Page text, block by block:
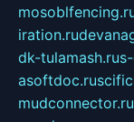
iration.ru
dk-tulamash.ru
asoftdoc.ru
mudconnector.ru